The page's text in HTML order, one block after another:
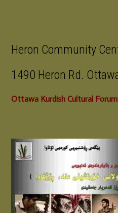
Heron Community
1490 Heron Rd.
Ottawa Kurdish Cultural Forum